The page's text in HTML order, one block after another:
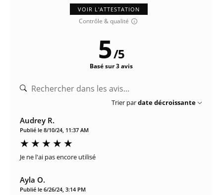
VOIR L'ATTESTATION
Contrôle & qualité
5/5
Basé sur 3 avis
Trier pardate décroissante
Audrey R.
Publié le 8/10/24, 11:37 AM
Je ne l'ai pas encore utilisé
Ayla O.
Publié le 6/26/24, 3:14 PM